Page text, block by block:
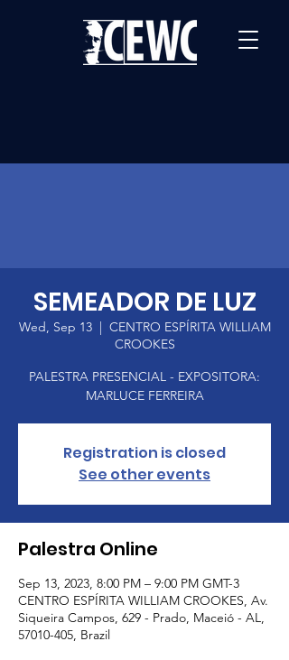
SEMEADOR DE LUZ
Wed, Sep 13
  |
CENTRO ESPÍRITA WILLIAM
CROOKES
PALESTRA PRESENCIAL - EXPOSITORA:
MARLUCE FERREIRA
Registration is closed
See other events
Palestra Online
Sep 13, 2023, 8:00 PM – 9:00 PM GMT-3
CENTRO ESPÍRITA WILLIAM CROOKES, Av.
Siqueira Campos, 629 - Prado, Maceió - AL,
57010-405, Brazil